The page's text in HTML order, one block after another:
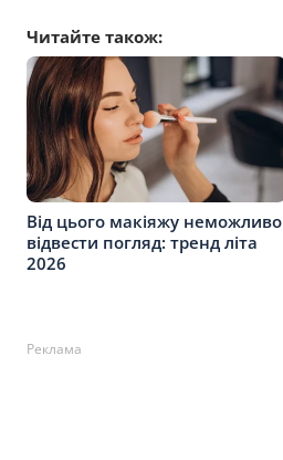
Читайте також:
Від цього макіяжу неможливо
відвести погляд: тренд літа
2026
Реклама